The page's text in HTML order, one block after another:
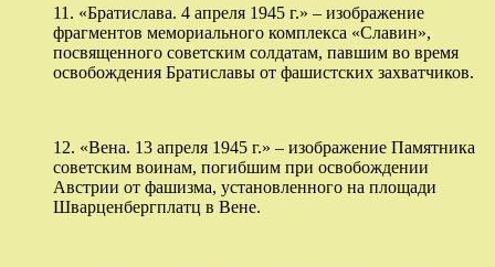
11. «Братислава. 4 апреля 1945 г.» – изображение
фрагментов мемориального комплекса «Славин»,
посвященного советским солдатам, павшим во время
освобождения Братиславы от фашистских захватчиков.
12. «Вена. 13 апреля 1945 г.» – изображение Памятника
советским воинам, погибшим при освобождении
Австрии от фашизма, установленного на площади
Шварценбергплатц в Вене.